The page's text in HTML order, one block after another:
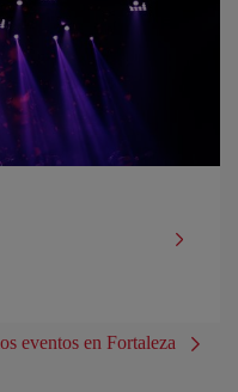
eventos en Fortaleza